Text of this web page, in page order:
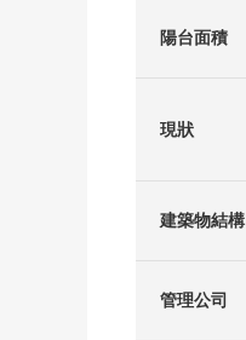
陽台面積
現狀
建築物結構
管理公司